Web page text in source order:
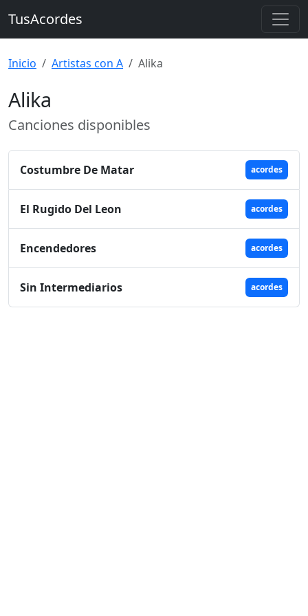
TusAcordes
Inicio Artistas con A Alika
Alika
Canciones disponibles
Costumbre De Matar acordes
El Rugido Del Leon acordes
Encendedores acordes
Sin Intermediarios acordes